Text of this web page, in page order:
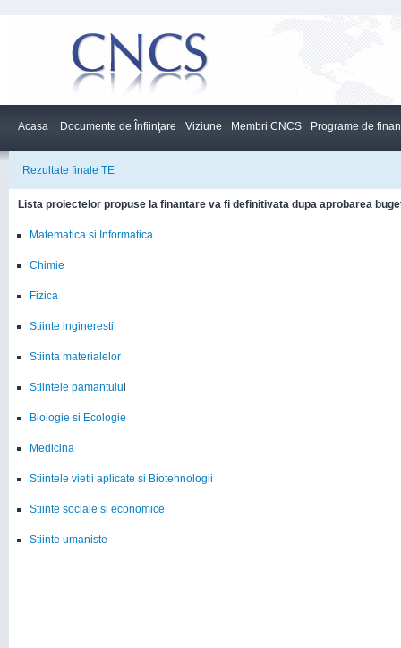
Acasa Documente de Înfiinţare Viziune Membri CNCS Programe de
Rezultate finale TE
Lista proiectelor propuse la finantare va fi definitivata dupa aprobarea
Matematica si Informatica
Chimie
Fizica
Stiinte ingineresti
Stiinta materialelor
Stiintele pamantului
Biologie si Ecologie
Medicina
Stiintele vietii aplicate si Biotehnologii
Stiinte sociale si economice
Stiinte umaniste